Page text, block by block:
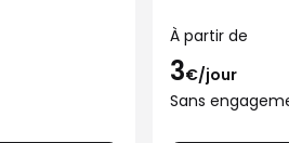
À partir de
3€/jour
Sans